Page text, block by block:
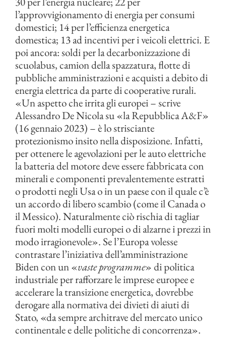
l’approvvigionamento di energia per consumi
domestici; 14 per l’efficienza energetica
domestica; 13 ad incentivi per i veicoli elettrici. E
poi ancora: soldi per la decarbonizzazione di
scuolabus, camion della spazzatura, flotte di
pubbliche amministrazioni e acquisti a debito di
energia elettrica da parte di cooperative rurali.
«Un aspetto che irrita gli europei – scrive
Alessandro De Nicola su «la Repubblica A&F»
(16 gennaio 2023) – è lo strisciante
protezionismo insito nella disposizione. Infatti,
per ottenere le agevolazioni per le auto elettriche
la batteria del motore deve essere fabbricata con
minerali e componenti prevalentemente estratti
o prodotti negli Usa o in un paese con il quale c’è
un accordo di libero scambio (come il Canada o
il Messico). Naturalmente ciò rischia di tagliar
fuori molti modelli europei o di alzarne i prezzi in
modo irragionevole». Se l’Europa volesse
contrastare l’iniziativa dell’amministrazione
Biden con un «vaste programme» di politica
industriale per rafforzare le imprese europee e
accelerare la transizione energetica, dovrebbe
derogare alla normativa dei divieti di aiuti di
Stato, «da sempre architrave del mercato unico
continentale e delle politiche di concorrenza».